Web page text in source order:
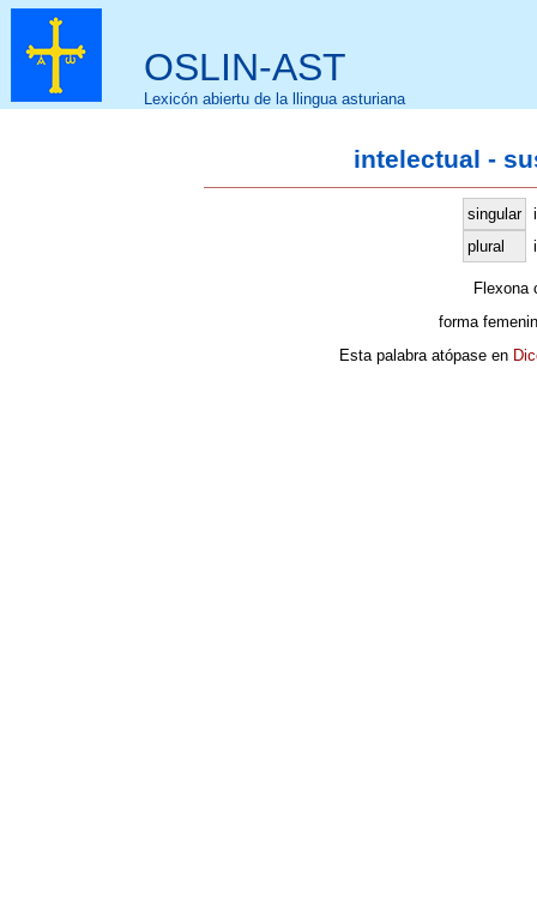
OSLIN-AST
Lexicón abiertu de la llingua asturiana
intelectual -
singular
plural
Flexona
forma
Esta palabra atópase en